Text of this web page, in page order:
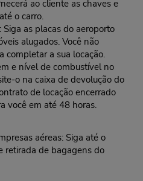
ao cliente as chaves e
o carro.
Siga as placas do aeroporto
alugados. Você não
completar a sua locação.
e nível de combustível no
o na caixa de devolução do
de locação encerrado
você em até 48 horas.
aéreas: Siga até o
retirada de bagagens do